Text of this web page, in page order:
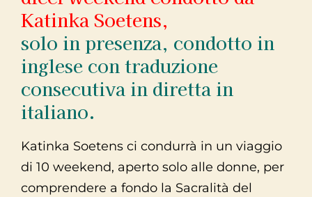
Katinka Soetens,
solo in presenza, condotto in
inglese con traduzione
consecutiva in diretta in
italiano.
Katinka Soetens ci condurrà in un viaggio
di 10 weekend, aperto solo alle donne, per
comprendere a fondo la Sacralità del